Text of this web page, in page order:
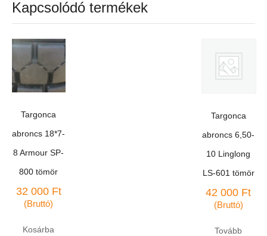
Kapcsolódó termékek
Targonca
abroncs 18*7-
8 Armour SP-
800 tömör
32 000 Ft
(Bruttó)
Kosárba
Targonca
abroncs 6,50-
10 Linglong
LS-601 tömör
42 000 Ft
(Bruttó)
Tovább